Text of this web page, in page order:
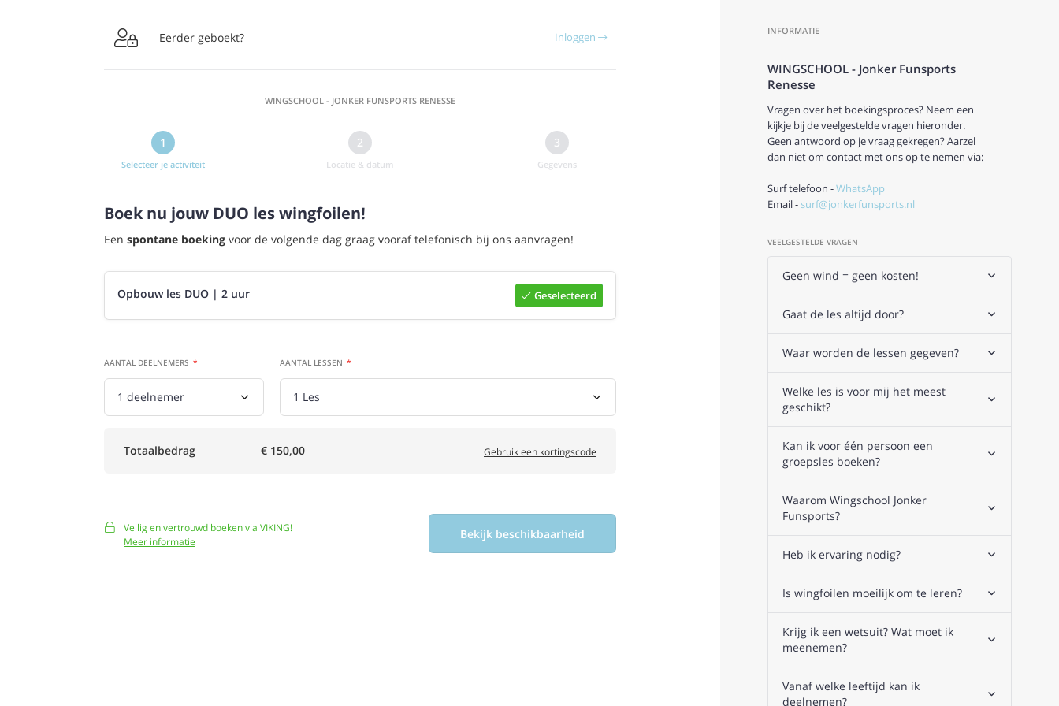
 Eerder geboekt? Inloggen
WINGSCHOOL - JONKER FUNSPORTS RENESSE
Selecteer je activiteit Locatie & datum Gegevens
Boek nu jouw DUO les wingfoilen!
Een spontane boeking voor de volgende dag graag vooraf telefonisch bij ons aanvragen!
Opbouw les DUO | 2 uur Selecteer
 Geselecteerd
AANTAL DEELNEMERS AANTAL LESSEN
Totaalbedrag € 150,00 Gebruik een kortingscode
Bekijk beschikbaarheid
Veilig en vertrouwd boeken via VIKING!
Meer informatie
INFORMATIE
WINGSCHOOL - Jonker Funsports
Renesse
Vragen over het boekingsproces? Neem een
kijkje bij de veelgestelde vragen hieronder.
Geen antwoord op je vraag gekregen? Aarzel
dan niet om contact met ons op te nemen via:
Surf telefoon -WhatsApp
Email -surf@jonkerfunsports.nl
VEELGESTELDE VRAGEN
Geen wind = geen kosten!
Gaat de les altijd door?
Waar worden de lessen gegeven?
Welke les is voor mij het meest
geschikt?
Kan ik voor één persoon een
groepsles boeken?
Waarom Wingschool Jonker
Funsports?
Heb ik ervaring nodig?
Is wingfoilen moeilijk om te leren?
Krijg ik een wetsuit? Wat moet ik
meenemen?
Vanaf welke leeftijd kan ik
deelnemen?